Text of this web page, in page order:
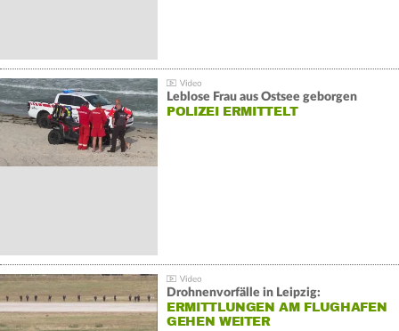
Leblose Frau aus Ostsee geborgen
POLIZEI ERMITTELT
Drohnenvorfälle in Leipzig:
ERMITTLUNGEN AM FLUGHAFEN
GEHEN WEITER